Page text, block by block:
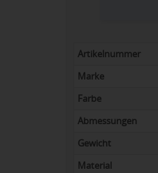
Artikelnummer
Marke
Farbe
Abmessungen
Gewicht
Material